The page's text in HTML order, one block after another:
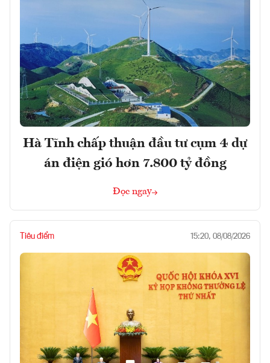
Hà Tĩnh chấp thuận đầu tư cụm 4 dự
án điện gió hơn 7.800 tỷ đồng
Đọc ngay
Tiêu điểm 15:20, 08/08/2026